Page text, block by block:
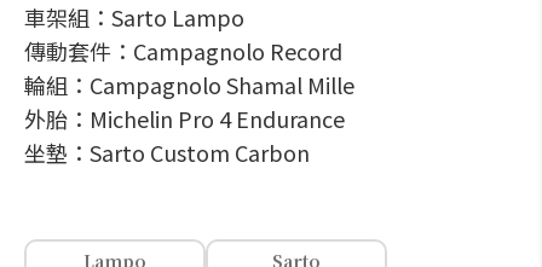
車架組：Sarto Lampo
傳動套件：Campagnolo Record
輪組：Campagnolo Shamal Mille
外胎：Michelin Pro 4 Endurance
坐墊：Sarto Custom Carbon
Lampo Sarto